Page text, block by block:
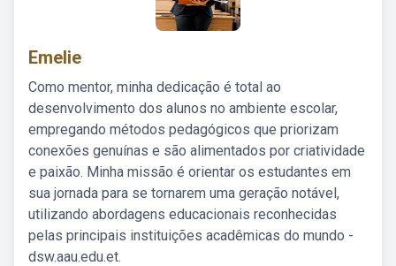
Emelie
Como mentor, minha dedicação é total ao
desenvolvimento dos alunos no ambiente escolar,
empregando métodos pedagógicos que priorizam
conexões genuínas e são alimentados por criatividade
e paixão. Minha missão é orientar os estudantes em
sua jornada para se tornarem uma geração notável,
utilizando abordagens educacionais reconhecidas
pelas principais instituições acadêmicas do mundo -
dsw.aau.edu.et.